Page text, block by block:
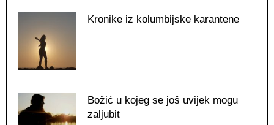
Kronike iz kolumbijske karantene
Božić u kojeg se još uvijek mogu
zaljubit